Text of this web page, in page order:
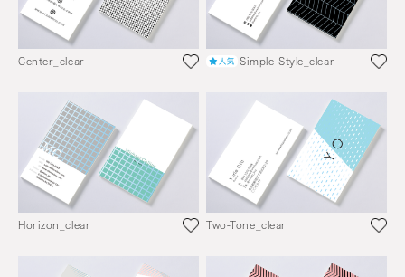
Center_clear Simple Style_clear
Horizon_clear Two-Tone_clear